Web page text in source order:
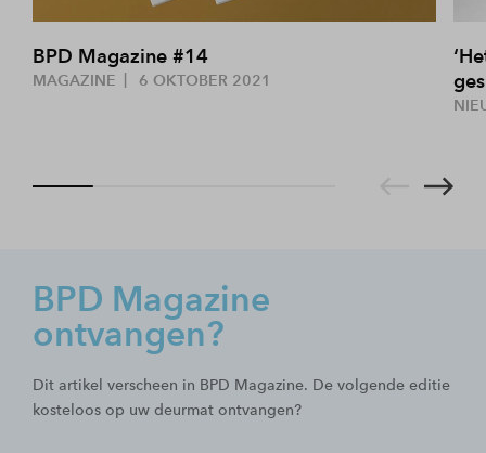
BPD Magazine #14
MAGAZINE 6 OKTOBER 2021
BPD Magazine
ontvangen?
Dit artikel verscheen in BPD Magazine. De volgende editie
kosteloos op uw deurmat ontvangen?